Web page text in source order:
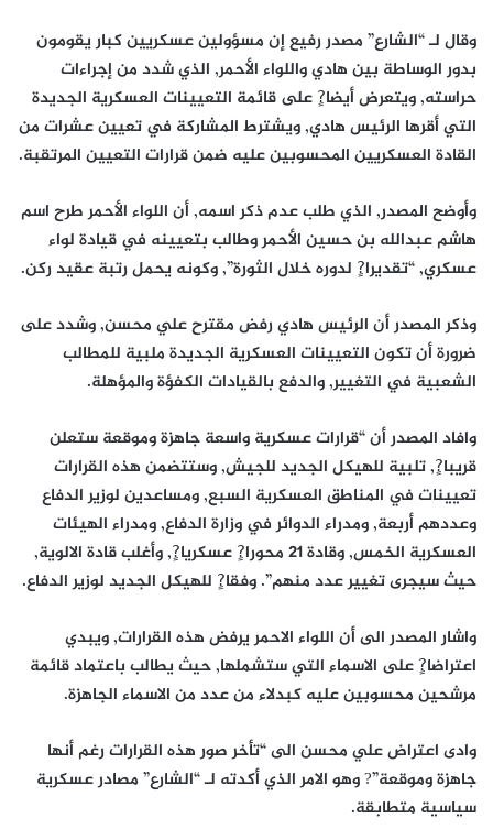
وقال لـ “الشارع” مصدر رفيع إن مسؤولين عسكريين كبار يقومون
بدور الوساطة بين هادي واللواء الأحمر, الذي شدد من إجراءات
حراسته, ويتعرض أيضا?ٍ على قائمة التعيينات العسكرية الجديدة
التي أقرها الرئيس هادي, ويشترط المشاركة في تعيين عشرات من
القادة العسكريين المحسوبين عليه ضمن قرارات التعيين المرتقبة.
وأوضح المصدر, الذي طلب عدم ذكر اسمه, أن اللواء الأحمر طرح اسم
هاشم عبدالله بن حسين الأحمر وطالب بتعيينه في قيادة لواء
عسكري, “تقديرا?ٍ لدوره خلال الثورة”, وكونه يحمل رتبة عقيد ركن.
وذكر المصدر أن الرئيس هادي رفض مقترح علي محسن, وشدد على
ضرورة أن تكون التعيينات العسكرية الجديدة ملبية للمطالب
الشعبية في التغيير, والدفع بالقيادات الكفؤة والمؤهلة.
وافاد المصدر أن “قرارات عسكرية واسعة جاهزة وموقعة ستعلن
قريبا?ٍ, تلبية للهيكل الجديد للجيش, وستتضمن هذه القرارات
تعيينات في المناطق العسكرية السبع, ومساعدين لوزير الدفاع
وعددهم أربعة, ومدراء الدوائر في وزارة الدفاع, ومدراء الهيئات
العسكرية الخمس, وقادة 21 محورا?ٍ عسكريا?ٍ, وأغلب قادة الالوية,
حيث سيجرى تغيير عدد منهم”. وفقا?ٍ للهيكل الجديد لوزير الدفاع.
واشار المصدر الى أن اللواء الاحمر يرفض هذه القرارات, ويبدي
اعتراضا?ٍ على الاسماء التي ستشملها, حيث يطالب باعتماد قائمة
مرشحين محسوبين عليه كبدلاء من عدد من الاسماء الجاهزة.
وادى اعتراض علي محسن الى “تأخر صور هذه القرارات رغم أنها
جاهزة وموقعة”? وهو الامر الذي أكدته لـ “الشارع” مصادر عسكرية
سياسية متطابقة.